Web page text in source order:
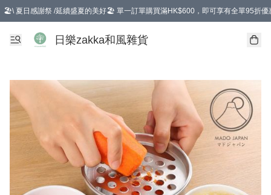
🏖️\ 夏日感謝祭 /延續盛夏的美好🏖️ 單一訂單購買滿HK$600，即可享有全單95折優
選擇GoGoX住宅/工商地址配送，單一訂單消費購物滿HK$680(折扣後），可享有
日樂zakka和風雜貨